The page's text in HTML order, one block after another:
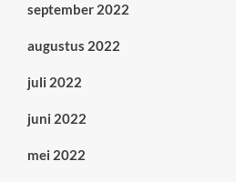
september 2022
augustus 2022
juli 2022
juni 2022
mei 2022